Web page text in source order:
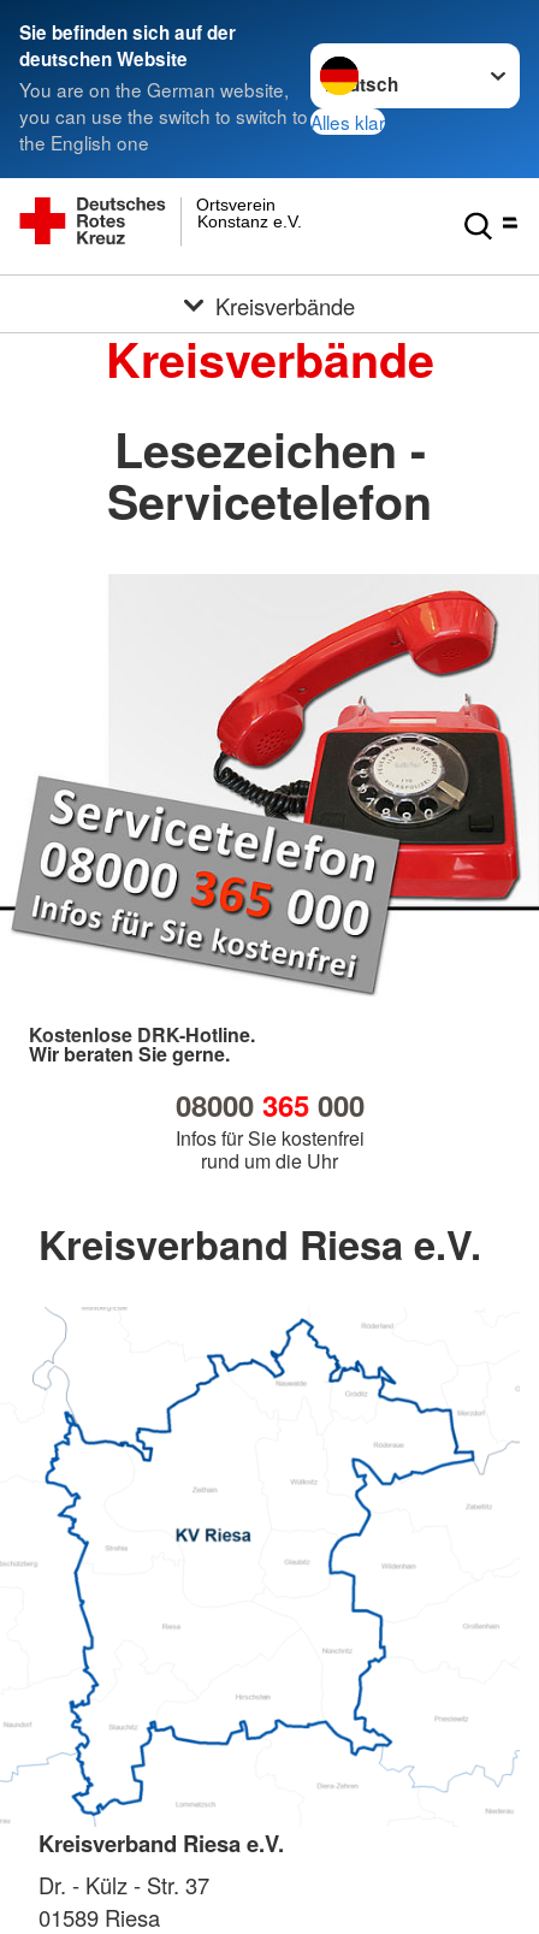
Sie befinden sich auf der
deutschen Website
You are on the German website,
you can use the switch to switch to
the English one
Sprache wechseln zu
Alles klar
Konstanz e.V.
Ortsverein
Kreisverbände
Kreisverbände
Lesezeichen -
Servicetelefon
Kostenlose DRK-Hotline.
Wir beraten Sie gerne.
08000 365000
Infos für Sie kostenfrei
rund um die Uhr
Kreisverband Riesa e.V.
Kreisverband Riesa e.V.
Dr. - Külz - Str. 37
01589 Riesa